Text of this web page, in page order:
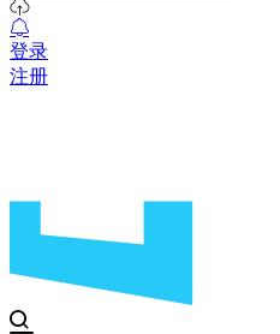
登录
注册